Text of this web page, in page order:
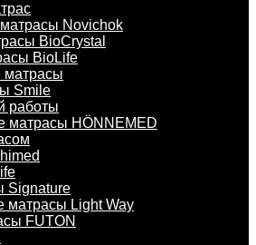
Novichok
BioCrystal
BioLife
матрасы
Smile
работы
матрасы HÖNNEMED
Signature
матрасы Light Way
FUTON